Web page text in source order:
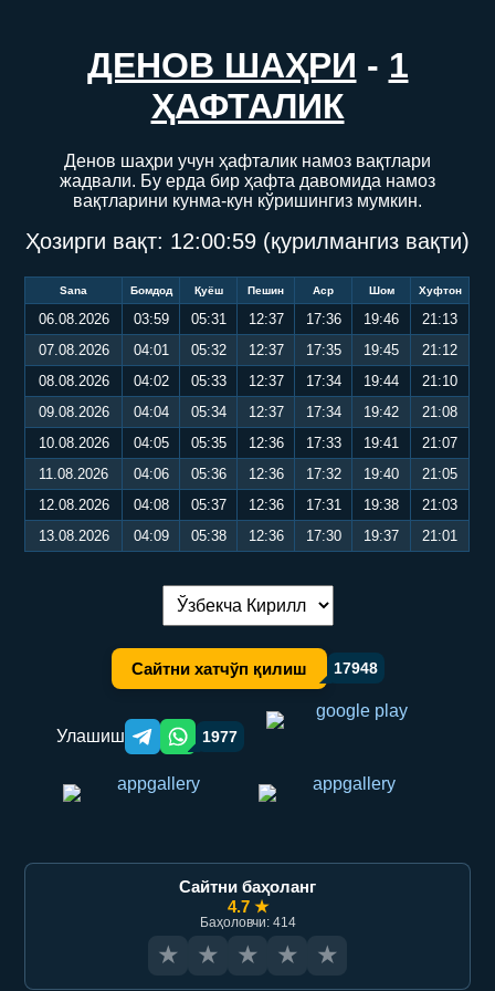
ДЕНОВ ШАҲРИ - 1
ҲАФТАЛИК
Денов шаҳри учун ҳафталик намоз вақтлари
жадвали. Бу ерда бир ҳафта давомида намоз
вақтларини кунма-кун кўришингиз мумкин.
Ҳозирги вақт: 12:00:59 (қурилмангиз вақти)
Sana Бомдод Қуёш Пешин Аср Шом Хуфтон
06.08.2026 03:59 05:31 12:37 17:36 19:46
21:13
07.08.2026
04:01 05:32 12:37 17:35 19:45
21:12
08.08.2026
04:02 05:33 12:37 17:34 19:44
21:10
09.08.2026
04:04 05:34 12:37 17:34 19:42
21:08
10.08.2026
04:05 05:35 12:36 17:33 19:41
21:07
11.08.2026
04:06 05:36 12:36 17:32 19:40
21:05
12.08.2026
04:08 05:37 12:36 17:31 19:38
21:03
13.08.2026
04:09 05:38 12:36 17:30 19:37 21:01
Тилни алмаштириш:
Сайтни хатчўп қилиш 17948
Улашиш Telegram orqali ulashish
WhatsApp orqali ulashish
1977
Сайтни баҳоланг
4.7 ★
Баҳоловчи: 414
★ ★ ★ ★ ★